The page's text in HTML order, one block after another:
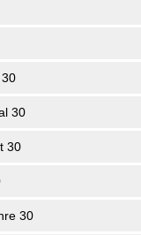
30
30
30